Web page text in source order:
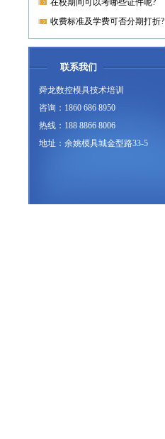
在校期间可以考哪些证件呢?
收费标准及学费可否分期打折?
联系我们
舜龙数控模具技术培训
咨询：1860 686 8950
热线：188 8866 8006
地址：余姚模具城金型路33-5